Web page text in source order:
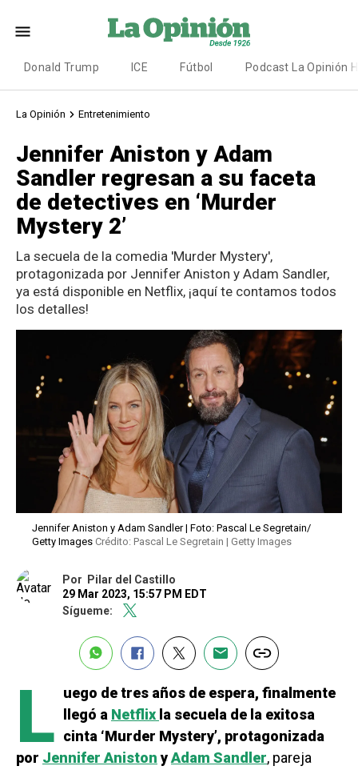
Donald Trump ICE Fútbol Podcast La Opinión
La Opinión Entretenimiento
Jennifer Aniston y Adam
Sandler regresan a su faceta
de detectives en ‘Murder
Mystery 2’
La secuela de la comedia 'Murder Mystery',
protagonizada por Jennifer Aniston y Adam Sandler,
ya está disponible en Netflix, ¡aquí te contamos todos
los detalles!
Jennifer Aniston y Adam Sandler | Foto: Pascal Le Segretain/
Getty Images Crédito: Pascal Le Segretain | Getty Images
Por
Pilar del Castillo
29 Mar 2023, 15:57 PM EDT
Sígueme:
L uego de tres años de espera, finalmente
llegó a Netflix la secuela de la exitosa
cinta ‘Murder Mystery’, protagonizada
por Jennifer Aniston yAdam Sandler, pareja